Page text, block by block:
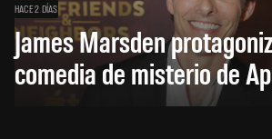
HACE 2 DÍAS
James Marsden
comedia de misterio de